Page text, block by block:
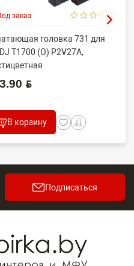
заказ
головка 731 для
T1700 (O) P2V27A,
BYN
В корзину
Подписаться